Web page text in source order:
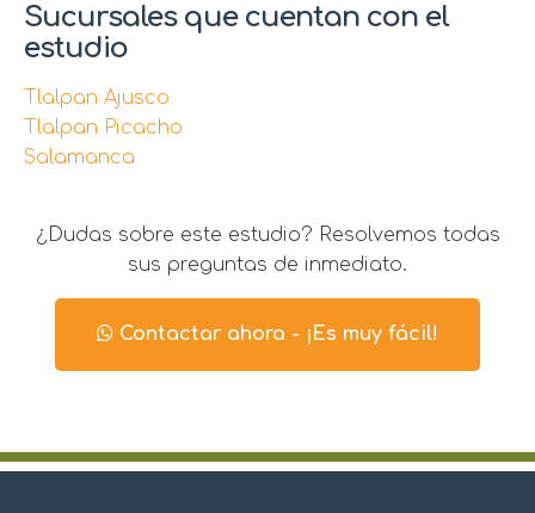
Sucursales que cuentan con el
estudio
Tlalpan Ajusco
Tlalpan Picacho
Salamanca
¿Dudas sobre este estudio? Resolvemos todas
sus preguntas de inmediato.
Contactar ahora - ¡Es muy fácil!